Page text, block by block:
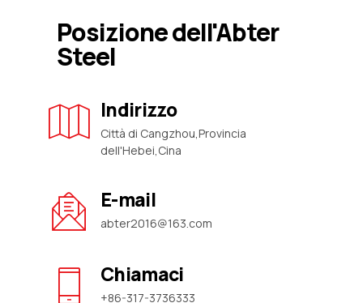
Posizione dell'Abter
Steel
Indirizzo
Città di Cangzhou,Provincia
dell'Hebei,Cina
E-mail
abter2016@163.com
Chiamaci
+86-317-3736333